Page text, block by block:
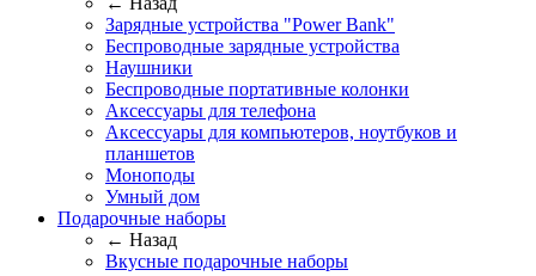
Зарядные устройства "Power Bank"
Беспроводные зарядные устройства
Наушники
Беспроводные портативные колонки
Аксессуары для телефона
Аксессуары для компьютеров, ноутбуков и
планшетов
Моноподы
Умный дом
Подарочные наборы
← Назад
Вкусные подарочные наборы